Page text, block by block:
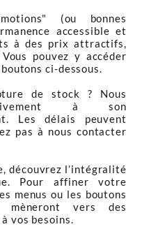
(ou bonnes
accessible et
à des prix attractifs,
pouvez y accéder
ci-dessous.
de stock ? Nous
à son
Les délais peuvent
pas à nous contacter
découvrez l’intégralité
Pour affiner votre
menus ou les boutons
mèneront vers des
vos besoins.